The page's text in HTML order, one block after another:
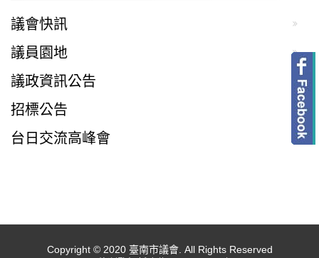
議會快訊
議員園地
議政資訊公告
招標公告
台日交流高峰會
Copyright © 2020 臺南市議會. All Rights Reserved